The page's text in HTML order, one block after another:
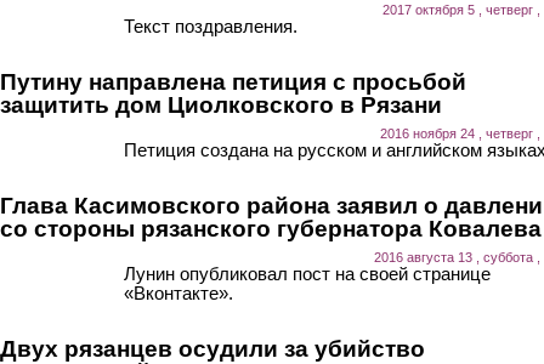
2017 октября 5 , четверг
Текст поздравления.
Путину направлена петиция с просьбой
защитить дом Циолковского в Рязани
2016 ноября 24 , четверг ,
Петиция создана на русском и английском
Глава Касимовского района заявил о
со стороны рязанского губернатора Ковалева
2016 августа 13 , суббота ,
Лунин опубликовал пост на своей странице
«Вконтакте».
Двух рязанцев осудили за убийство